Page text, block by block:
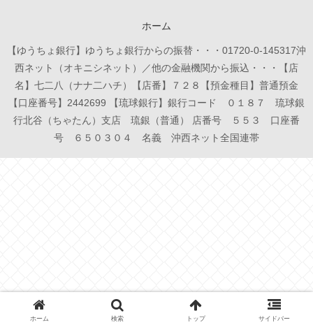
ホーム
【ゆうちょ銀行】ゆうちょ銀行からの振替・・・01720-0-145317沖
西ネット（オキニシネット）／他の金融機関から振込・・・【店
名】七二八（ナナ二ハチ）【店番】７２８【預金種目】普通預金
【口座番号】2442699 【琉球銀行】銀行コード ０１８７ 琉球銀
行北谷（ちゃたん）支店 琉銀（普通） 店番号 ５５３ 口座番
号 ６５０３０４ 名義 沖西ネット全国連帯
ホーム 検索 トップ サイドバー